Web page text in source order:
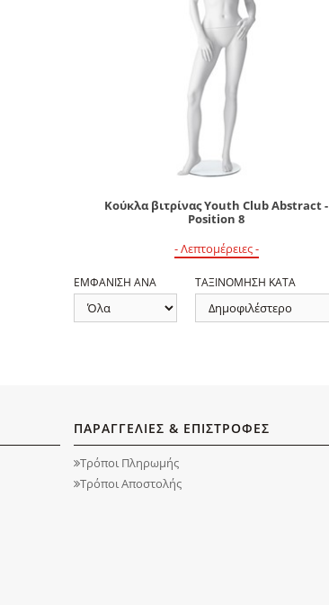
Κούκλα βιτρίνας Youth Club Abstract -
Position 8
- Λεπτομέρειες -
ΕΜΦΑΝΙΣΗ ΑΝΑ ΤΑΞΙΝΟΜΗΣΗ ΚΑΤΑ
ΠΑΡΑΓΓΕΛΙΕΣ & ΕΠΙΣΤΡΟΦΕΣ
Τρόποι Πληρωμής
Τρόποι Αποστολής